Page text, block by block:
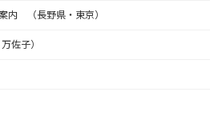
内 （長野県・東京）
佐子）